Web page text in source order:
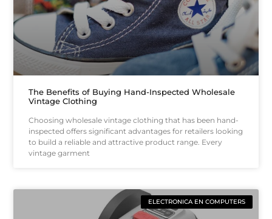
The Benefits of Buying Hand-Inspected Wholesale
Vintage Clothing
Choosing wholesale vintage clothing that has been hand-
inspected offers significant advantages for retailers looking
to build a reliable and attractive product range. Every
vintage garment
ELECTRONICA EN COMPUTERS